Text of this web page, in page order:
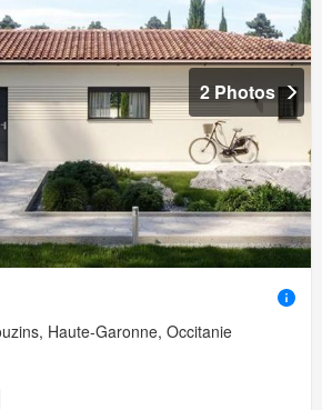
2 Photos
Haute-Garonne, Occitanie